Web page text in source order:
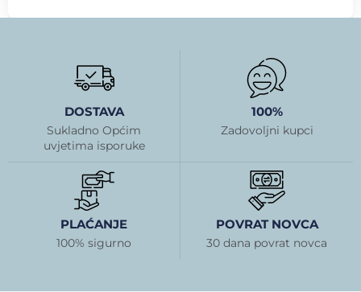
DOSTAVA
Sukladno Općim
uvjetima isporuke
100%
Zadovoljni kupci
PLAĆANJE
100% sigurno
POVRAT NOVCA
30 dana povrat novca